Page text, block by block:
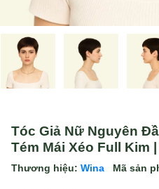
Tóc Giả Nữ Nguyên
Tém Mái Xéo Full Kim
Thương hiệu: Wina Mã sản